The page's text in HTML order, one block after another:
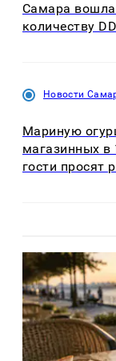
Самара
количеству
Новости
Мариную
магазинных в
гости просят